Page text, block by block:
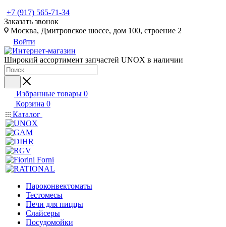
+7 (917) 565-71-34
Заказать звонок
Москва, Дмитровское шоссе, дом 100, строение 2
Войти
Широкий ассортимент запчастей UNOX в наличии
Избранные товары 0
Корзина 0
Каталог
Пароконвектоматы
Тестомесы
Печи для пиццы
Слайсеры
Посудомойки